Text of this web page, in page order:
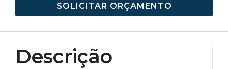
SOLICITAR ORÇAMENTO
Descrição